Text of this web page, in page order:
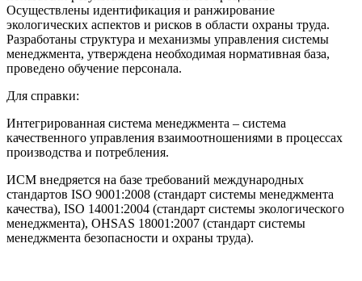
Осуществлены идентификация и ранжирование
экологических аспектов и рисков в области охраны труда.
Разработаны структура и механизмы управления системы
менеджмента, утверждена необходимая нормативная база,
проведено обучение персонала.
Для справки:
Интегрированная система менеджмента – система
качественного управления взаимоотношениями в процессах
производства и потребления.
ИСМ внедряется на базе требований международных
стандартов ISO 9001:2008 (стандарт системы менеджмента
качества), ISO 14001:2004 (стандарт системы экологического
менеджмента), OHSAS 18001:2007 (стандарт системы
менеджмента безопасности и охраны труда).